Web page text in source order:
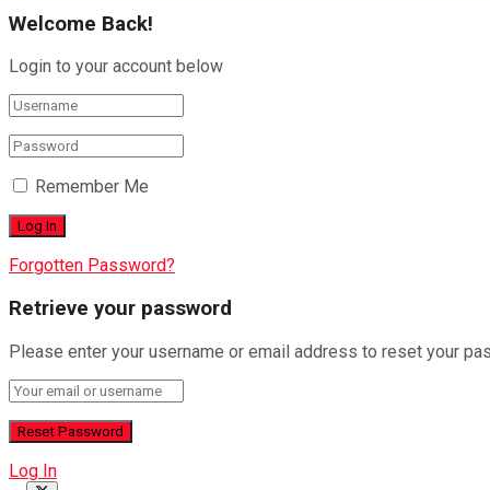
Welcome Back!
Login to your account below
Remember Me
Forgotten Password?
Retrieve your password
Please enter your username or email address to reset your
Log In